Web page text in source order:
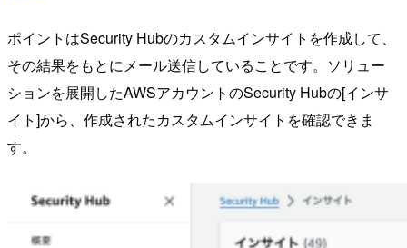
ポイントはSecurity Hubのカスタムインサイトを作成して、
その結果をもとにメール送信していることです。ソリュー
ションを展開したAWSアカウントのSecurity Hubの[インサ
イト]から、作成されたカスタムインサイトを確認できま
す。